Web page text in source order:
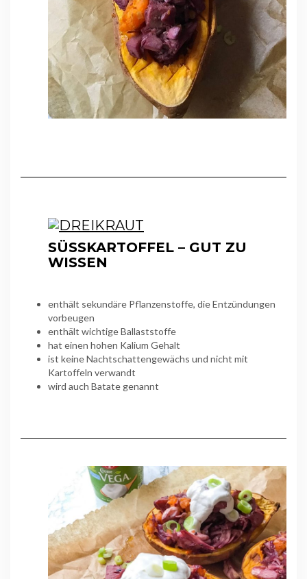
SÜSSKARTOFFEL – GUT ZU W
ISSEN
enthält sekundäre Pflanzenstoffe, die Entzündungen
vorbeugen
enthält wichtige Ballaststoffe
hat einen hohen Kalium Gehalt
ist keine Nachtschattengewächs und nicht mit
Kartoffeln verwandt
wird auch Batate genannt